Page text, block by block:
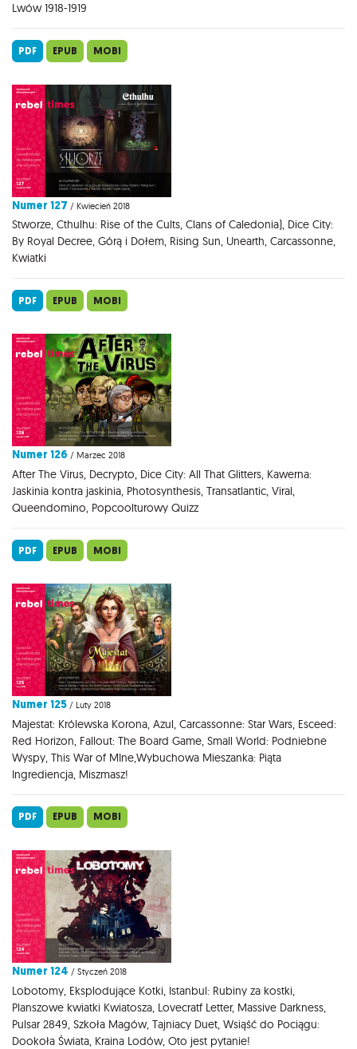
Lwów 1918-1919
PDF EPUB MOBI
Numer 127 / Kwiecień 2018
Stworze, Cthulhu: Rise of the Cults, Clans of Caledonia), Dice City:
By Royal Decree, Górą i Dołem, Rising Sun, Unearth, Carcassonne,
Kwiatki
PDF EPUB MOBI
Numer 126 / Marzec 2018
After The Virus, Decrypto, Dice City: All That Glitters, Kawerna:
Jaskinia kontra jaskinia, Photosynthesis, Transatlantic, Viral,
Queendomino, Popcoolturowy Quizz
PDF EPUB MOBI
Numer 125 / Luty 2018
Majestat: Królewska Korona, Azul, Carcassonne: Star Wars, Esceed:
Red Horizon, Fallout: The Board Game, Small World: Podniebne
Wyspy, This War of MIne,Wybuchowa Mieszanka: Piąta
Ingrediencja, Miszmasz!
PDF EPUB MOBI
Numer 124 / Styczeń 2018
Lobotomy, Eksplodujące Kotki, Istanbul: Rubiny za kostki,
Planszowe kwiatki Kwiatosza, Lovecratf Letter, Massive Darkness,
Pulsar 2849, Szkoła Magów, Tajniacy Duet, Wsiąść do Pociągu:
Dookoła Świata, Kraina Lodów, Oto jest pytanie!